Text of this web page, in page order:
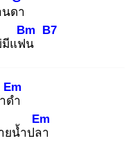
นดา
มีแฟน
Bm B7
ดำ
Em
ยน้ำปลา
Em